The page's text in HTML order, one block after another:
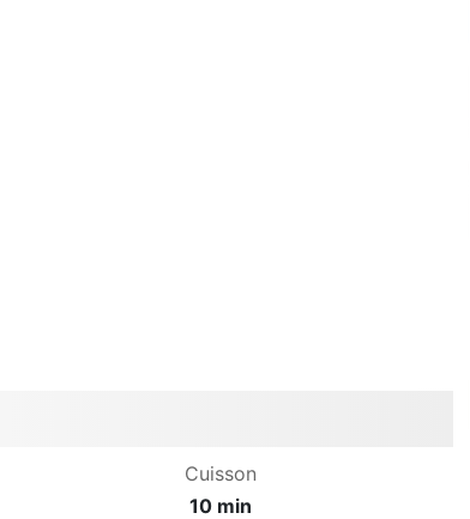
Cuisson
10 min